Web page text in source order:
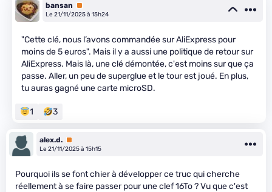
bansan
Premium
Le 21/11/2025 à 15h24
"Cette clé, nous l’avons commandée sur AliExpress pour
moins de 5 euros". Mais il y a aussi une politique de retour sur
AliExpress. Mais là, une clé démontée, c'est moins sur que ça
passe. Aller, un peu de superglue et le tour est joué. En plus,
tu auras gagné une carte microSD.
1 3
alex.d. Premium
Le 21/11/2025 à 15h15
Pourquoi ils se font chier à développer ce truc qui cherche
réellement à se faire passer pour une clef 16To ? Vu que c'est